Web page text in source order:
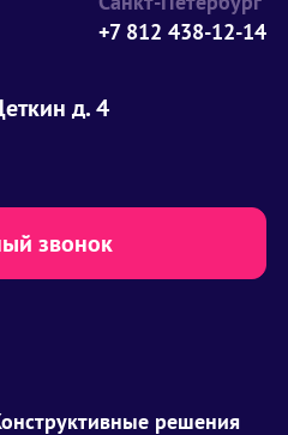
+7 812 438-12-14
д. 4
звонок
решения